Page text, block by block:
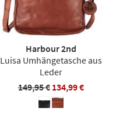
Harbour 2nd
Luisa Umhängetasche aus
Leder
149,95 € 134,99 €